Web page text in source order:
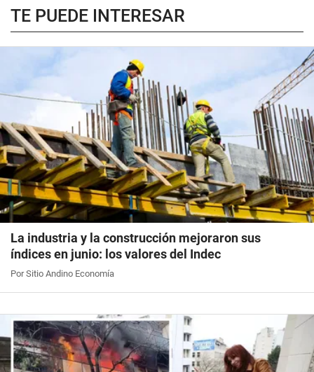
TE PUEDE INTERESAR
La industria y la construcción mejoraron sus
índices en junio: los valores del Indec
Por Sitio Andino Economía